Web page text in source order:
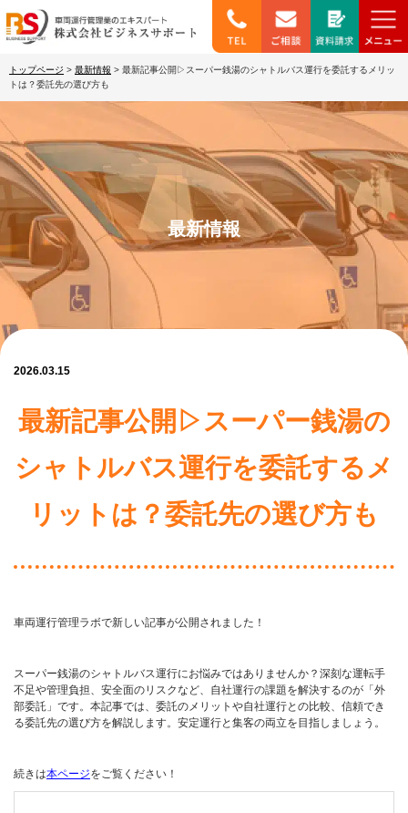
トップページ > 最新情報 > 最新記事公開▷スーパー銭湯のシャトルバス運行を委託するメリッ
トは？委託先の選び方も
最新情報
2026.03.15
最新記事公開▷スーパー銭湯の
シャトルバス運行を委託するメ
リットは？委託先の選び方も
車両運行管理ラボで新しい記事が公開されました！
スーパー銭湯のシャトルバス運行にお悩みではありませんか？深刻な運転手
不足や管理負担、安全面のリスクなど、自社運行の課題を解決するのが「外
部委託」です。本記事では、委託のメリットや自社運行との比較、信頼でき
る委託先の選び方を解説します。安定運行と集客の両立を目指しましょう。
続きは本ページをご覧ください！